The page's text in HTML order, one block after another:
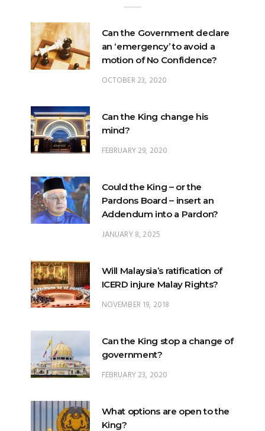
Can the Government declare
an ‘emergency’ to avoid a
motion of No Confidence?
OCTOBER 23, 2020
Can the King change his
mind?
FEBRUARY 29, 2020
Could the King – or the
Pardons Board – insert an
Addendum into a Pardon?
JANUARY 8, 2025
Will Malaysia’s ratification of
ICERD injure Malay Rights?
NOVEMBER 19, 2018
Can the King stop a change of
government?
FEBRUARY 23, 2020
What options are open to the
King?